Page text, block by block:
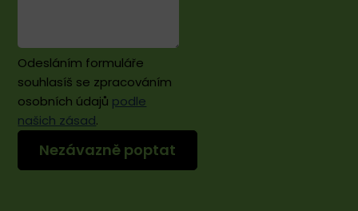
Odesláním formuláře
souhlasíš se zpracováním
osobních údajů podle
našich zásad.